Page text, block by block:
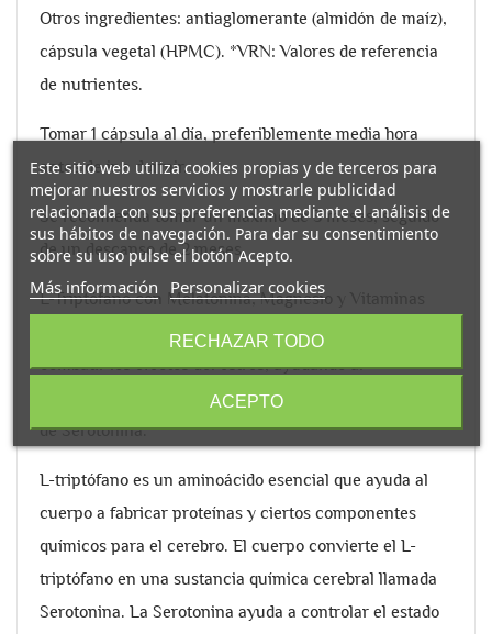
Otros ingredientes: antiaglomerante (almidón de maíz),
cápsula vegetal (HPMC). *VRN: Valores de referencia
de nutrientes.
Tomar 1 cápsula al día, preferiblemente media hora
antes de ir a dormir.
Se recomienda tomar un máximo de 3 meses, seguido
de un descanso de 2 meses.
L-Triptófano con Melatonina, Magnesio y Vitaminas
B3/B5/B6, para regular el sueño, el estado de ánimo y
combatir los efectos del estrés, ayudando al
funcionamiento del sistema nervioso en la producción
de Serotonina.
L-triptófano es un aminoácido esencial que ayuda al
cuerpo a fabricar proteínas y ciertos componentes
químicos para el cerebro. El cuerpo convierte el L-
triptófano en una sustancia química cerebral llamada
Serotonina. La Serotonina ayuda a controlar el estado
Este sitio web utiliza cookies propias y de terceros para
mejorar nuestros servicios y mostrarle publicidad
relacionada con sus preferencias mediante el análisis de
sus hábitos de navegación. Para dar su consentimiento
sobre su uso pulse el botón Acepto.
Más información Personalizar cookies
RECHAZAR TODO
ACEPTO